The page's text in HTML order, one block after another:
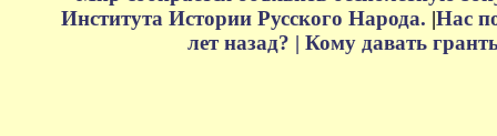
Института Истории Русского Народа. |Нас
лет назад? | Кому давать